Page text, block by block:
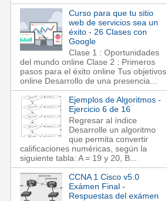
Curso para que tu sitio
web de servicios sea un
éxito - 26 Clases con
Google
Clase 1 : Oportunidades
del mundo online Clase 2 : Primeros
pasos para el éxito online Tus objetivos
online Desarrollo de una presencia...
Ejemplos de Algoritmos -
Ejercicio 6 de 16
Regresar al índice
Desarrolle un algoritmo
que permita convertir
calificaciones numéricas, según la
siguiente tabla: A = 19 y 20, B...
CCNA 1 Cisco v5.0
Exámen Final -
Respuestas del exámen